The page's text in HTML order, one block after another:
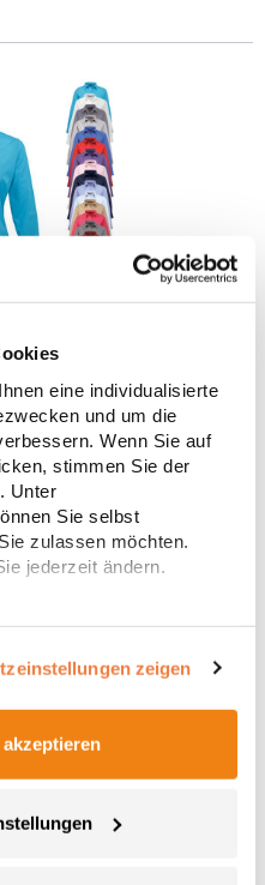
eine individualisierte
und um die
Wenn Sie auf
stimmen Sie der
Unter
Sie selbst
zulassen möchten.
jederzeit ändern.
zeigen
Poplin langarm
65% Polyester /
Herst.-Nr.:
Ltd President Kennedylaan
Niederlande E-Mail:
ab
*